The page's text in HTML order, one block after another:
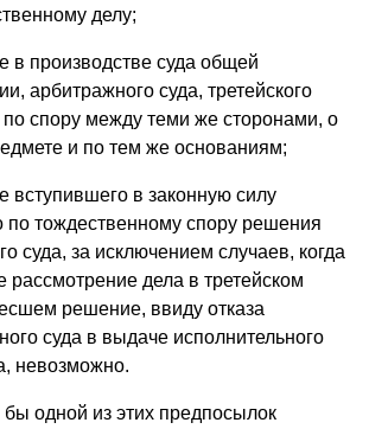
делу;
в производстве суда общей
арбитражного суда, третейского
по спору между теми же сторонами, о
и по тем же основаниям;
вступившего в законную силу
по тождественному спору решения
суда, за исключением случаев, когда
рассмотрение дела в третейском
решение, ввиду отказа
суда в выдаче исполнительного
невозможно.
бы одной из этих предпосылок